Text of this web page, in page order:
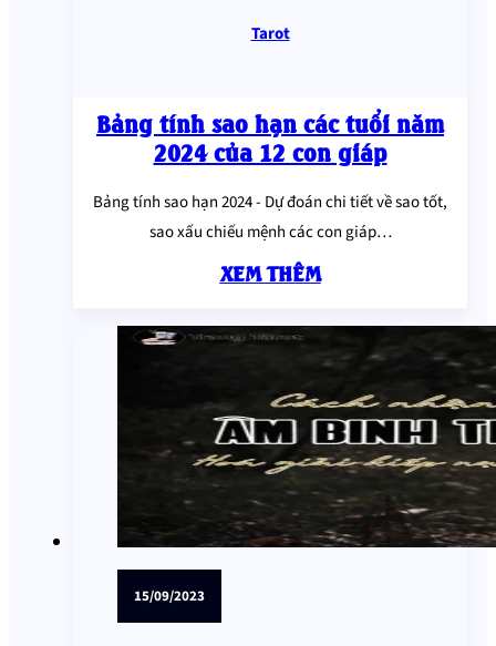
Tarot
Bảng tính sao hạn các tuổi năm
2024 của 12 con giáp
Bảng tính sao hạn 2024 - Dự đoán chi tiết về sao tốt,
sao xấu chiếu mệnh các con giáp…
XEM THÊM
15/09/2023